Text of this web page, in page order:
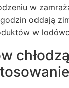
w
oddają
w